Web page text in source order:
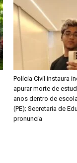
Polícia Civil instaura
apurar morte de
anos dentro de
(PE); Secretaria de
pronuncia